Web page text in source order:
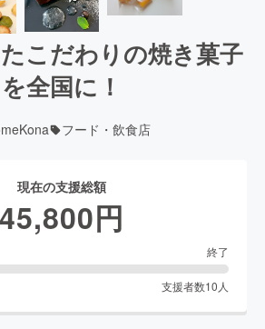
こだわりの焼き菓子
を全国に！
フード・飲食店
現在の支援総額
45,800円
終了
支援者数10 人